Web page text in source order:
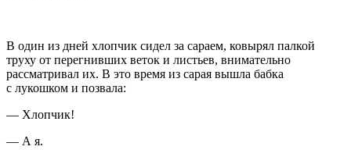
В один из дней хлопчик сидел за сараем, ковырял палкой
труху от перегнивших веток и листьев, внимательно
рассматривал их. В это время из сарая вышла бабка
с лукошком и позвала:
— Хлопчик!
— А я.